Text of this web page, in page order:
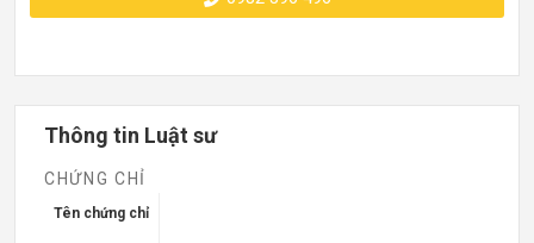
Thông tin Luật sư
CHỨNG CHỈ
Tên chứng chỉ